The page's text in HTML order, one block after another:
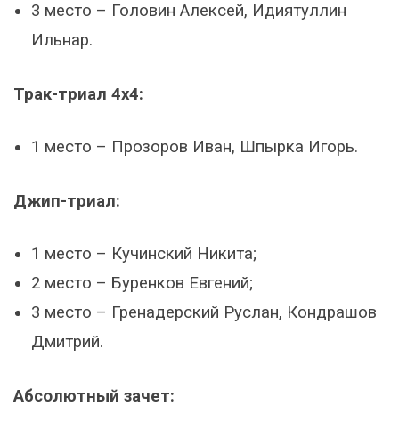
3 место – Головин Алексей, Идиятуллин
Ильнар.
Трак-триал 4х4:
1 место – Прозоров Иван, Шпырка Игорь.
Джип-триал:
1 место – Кучинский Никита;
2 место – Буренков Евгений;
3 место – Гренадерский Руслан, Кондрашов
Дмитрий.
Абсолютный зачет: